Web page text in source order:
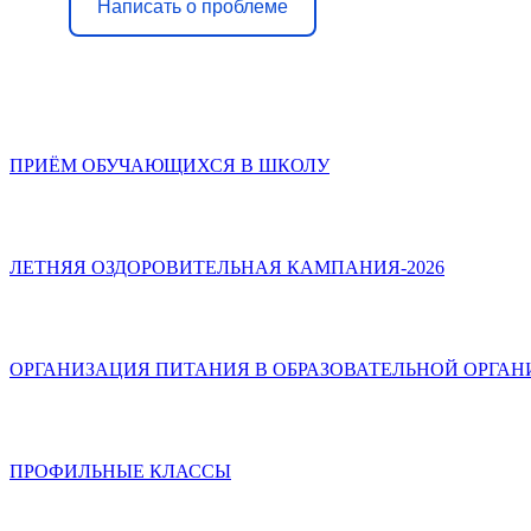
Написать о проблеме
ПРИЁМ ОБУЧАЮЩИХСЯ В ШКОЛУ
ЛЕТНЯЯ ОЗДОРОВИТЕЛЬНАЯ КАМПАНИЯ-2026
ОРГАНИЗАЦИЯ ПИТАНИЯ В ОБРАЗОВАТЕЛЬНОЙ
ПРОФИЛЬНЫЕ КЛАССЫ